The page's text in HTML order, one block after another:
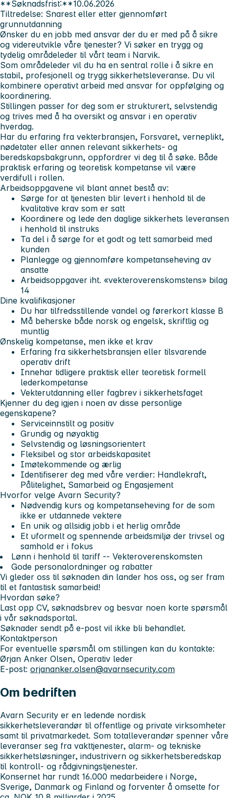
**Søknadsfrist:**10.06.2026
Tiltredelse: Snarest eller etter gjennomført
grunnutdanning
Ønsker du en jobb med ansvar der du er med på å sikre
og videreutvikle våre tjenester? Vi søker en trygg og
tydelig områdeleder til vårt team i Narvik.
Som områdeleder vil du ha en sentral rolle i å sikre en
stabil, profesjonell og trygg sikkerhetsleveranse. Du vil
kombinere operativt arbeid med ansvar for oppfølging og
koordinering.
Stillingen passer for deg som er strukturert, selvstendig
og trives med å ha oversikt og ansvar i en operativ
hverdag.
Har du erfaring fra vekterbransjen, Forsvaret, verneplikt,
nødetater eller annen relevant sikkerhets- og
beredskapsbakgrunn, oppfordrer vi deg til å søke. Både
praktisk erfaring og teoretisk kompetanse vil være
verdifull i rollen.
Arbeidsoppgavene vil blant annet bestå av:
Sørge for at tjenesten blir levert i henhold til de
kvalitative krav som er satt
Koordinere og lede den daglige sikkerhets leveransen
i henhold til instruks
Ta del i å sørge for et godt og tett samarbeid med
kunden
Planlegge og gjennomføre kompetanseheving av
ansatte
Arbeidsoppgaver iht. «vekteroverenskomstens» bilag
14
Dine kvalifikasjoner
Du har tilfredsstillende vandel og førerkort klasse B
Må beherske både norsk og engelsk, skriftlig og
muntlig
Ønskelig kompetanse, men ikke et krav
Erfaring fra sikkerhetsbransjen eller tilsvarende
operativ drift
Innehar tidligere praktisk eller teoretisk formell
lederkompetanse
Vekterutdanning eller fagbrev i sikkerhetsfaget
Kjenner du deg igjen i noen av disse personlige
egenskapene?
Serviceinnstilt og positiv
Grundig og nøyaktig
Selvstendig og løsningsorientert
Fleksibel og stor arbeidskapasitet
Imøtekommende og ærlig
Identifiserer deg med våre verdier: Handlekraft,
Pålitelighet, Samarbeid og Engasjement
Hvorfor velge Avarn Security?
Nødvendig kurs og kompetanseheving for de som
ikke er utdannede vektere
En unik og allsidig jobb i et herlig område
Et uformelt og spennende arbeidsmiljø der trivsel og
samhold er i fokus
Lønn i henhold til tariff -- Vekteroverenskomsten
Gode personalordninger og rabatter
Vi gleder oss til søknaden din lander hos oss, og ser fram
til et fantastisk samarbeid!
Hvordan søke?
Last opp CV, søknadsbrev og besvar noen korte spørsmål
i vår søknadsportal.
Søknader sendt på e-post vil ikke bli behandlet.
Kontaktperson
For eventuelle spørsmål om stillingen kan du kontakte:
Ørjan Anker Olsen, Operativ leder
E-post: orjananker.olsen@avarnsecurity.com
Om bedriften
Avarn Security er en ledende nordisk
sikkerhetsleverandør til offentlige og private virksomheter
samt til privatmarkedet. Som totalleverandør spenner våre
leveranser seg fra vakttjenester, alarm- og tekniske
sikkerhetsløsninger, industrivern og sikkerhetsberedskap
til kontroll- og rådgivningstjenester.
Konsernet har rundt 16.000 medarbeidere i Norge,
Sverige, Danmark og Finland og forventer å omsette for